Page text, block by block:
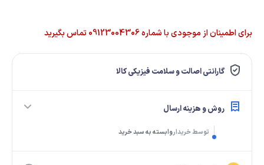
برای اطمینان از موجودی با شماره 09123004306 تماس بگیرید
گارانتی اصالت و سلامت فیزیکی کالا
روش و هزینه ارسال
توسط خریداروابسته به سبد خرید